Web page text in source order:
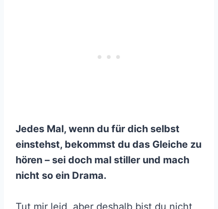
Jedes Mal, wenn du für dich selbst
einstehst, bekommst du das Gleiche zu
hören – sei doch mal stiller und mach
nicht so ein Drama.
Tut mir leid, aber deshalb bist du nicht